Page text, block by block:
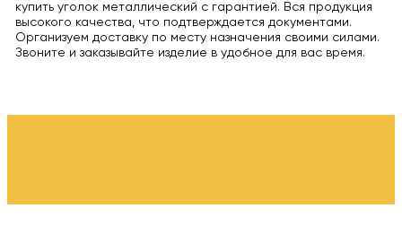
купить уголок металлический с гарантией. Вся продукция
высокого качества, что подтверждается документами.
Организуем доставку по месту назначения своими силами.
Звоните и заказывайте изделие в удобное для вас время.